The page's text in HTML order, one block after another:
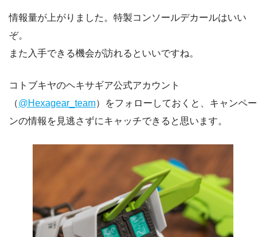
情報量が上がりました。特製コンソールデカールはいい
ぞ。
また入手できる機会が訪れるといいですね。
コトブキヤのヘキサギア公式アカウント
（@Hexagear_team）をフォローしておくと、キャンペー
ンの情報を見逃さずにキャッチできると思います。